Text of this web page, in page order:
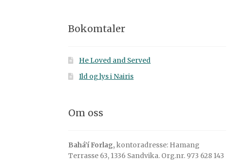
Bokomtaler
He Loved and Served
Ild og lys i Nairis
Om oss
Bahá’í Forlag, kontoradresse: Hamang
Terrasse 63, 1336 Sandvika. Org.nr. 973 628 143